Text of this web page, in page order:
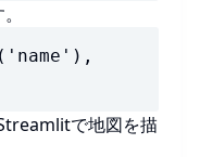
で地図を描